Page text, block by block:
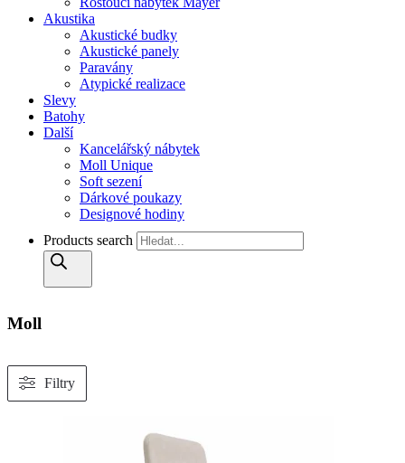
Akustika
Akustické budky
Akustické panely
Paravány
Atypické realizace
Slevy
Batohy
Další
Kancelářský nábytek
Moll Unique
Soft sezení
Dárkové poukazy
Designové hodiny
Products search
Moll
Filtry